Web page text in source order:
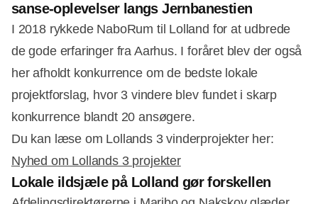
sanse-oplevelser langs Jernbanestien
I 2018 rykkede NaboRum til Lolland for at udbrede
de gode erfaringer fra Aarhus. I foråret blev der også
her afholdt konkurrence om de bedste lokale
projektforslag, hvor 3 vindere blev fundet i skarp
konkurrence blandt 20 ansøgere.
Du kan læse om Lollands 3 vinderprojekter her:
Nyhed om Lollands 3 projekter
Lokale ildsjæle på Lolland gør forskellen